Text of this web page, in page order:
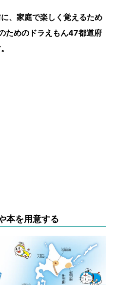
、家庭で楽しく覚えるため
ためのドラえもん47都道府
本を用意する